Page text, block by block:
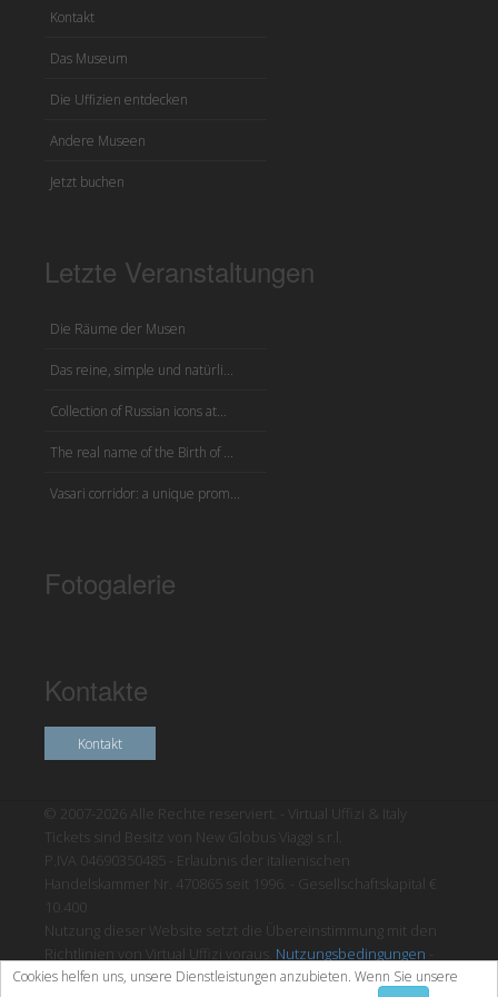
Kontakt
Das Museum
Die Uffizien entdecken
Andere Museen
Jetzt buchen
Letzte Veranstaltungen
Die Räume der Musen
Das reine, simple und natürli...
Collection of Russian icons at...
The real name of the Birth of ...
Vasari corridor: a unique prom...
Fotogalerie
Kontakte
Kontakt
© 2007-2026 Alle Rechte reserviert. - Virtual Uffizi & Italy
Tickets sind Besitz von New Globus Viaggi s.r.l.
P.IVA 04690350485 - Erlaubnis der italienischen
Handelskammer Nr. 470865 seit 1996. - Gesellschaftskapital €
10.400
Nutzung dieser Website setzt die Übereinstimmung mit den
Richtlinien von Virtual Uffizi voraus. Nutzungsbedingungen
Datenschutzrichtlinien
Cookies helfen uns, unsere Dienstleistungen anzubieten. Wenn Sie unsere